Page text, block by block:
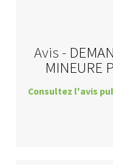
Avis -
MINEURE
Consultez l'avis